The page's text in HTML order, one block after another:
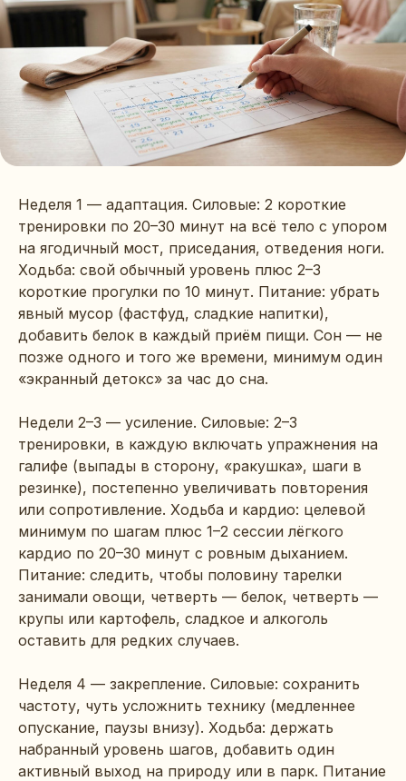
Неделя 1 — адаптация. Силовые: 2 короткие
тренировки по 20–30 минут на всё тело с упором
на ягодичный мост, приседания, отведения ноги.
Ходьба: свой обычный уровень плюс 2–3
короткие прогулки по 10 минут. Питание: убрать
явный мусор (фастфуд, сладкие напитки),
добавить белок в каждый приём пищи. Сон — не
позже одного и того же времени, минимум один
«экранный детокс» за час до сна.
Недели 2–3 — усиление. Силовые: 2–3
тренировки, в каждую включать упражнения на
галифе (выпады в сторону, «ракушка», шаги в
резинке), постепенно увеличивать повторения
или сопротивление. Ходьба и кардио: целевой
минимум по шагам плюс 1–2 сессии лёгкого
кардио по 20–30 минут с ровным дыханием.
Питание: следить, чтобы половину тарелки
занимали овощи, четверть — белок, четверть —
крупы или картофель, сладкое и алкоголь
оставить для редких случаев.
Неделя 4 — закрепление. Силовые: сохранить
частоту, чуть усложнить технику (медленнее
опускание, паузы внизу). Ходьба: держать
набранный уровень шагов, добавить один
активный выход на природу или в парк. Питание